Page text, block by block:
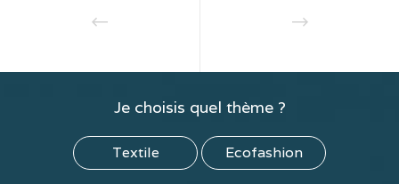
Je choisis quel thème ?
Textile Ecofashion